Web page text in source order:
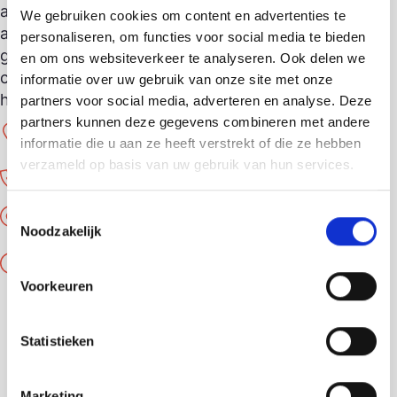
We gebruiken cookies om content en advertenties te
personaliseren, om functies voor social media te bieden
en om ons websiteverkeer te analyseren. Ook delen we
informatie over uw gebruik van onze site met onze
partners voor social media, adverteren en analyse. Deze
partners kunnen deze gegevens combineren met andere
informatie die u aan ze heeft verstrekt of die ze hebben
verzameld op basis van uw gebruik van hun services.
Toestemmingsselectie
Noodzakelijk
Voorkeuren
Statistieken
apparatuur, schilderijen, schemerlampjes, kunst,
antiek en brocante. Twijfel je of je donatie
geschikt is voor de winkel? Neem gerust
contact op met de winkel. Wij heten je van
harte welkom!
Neuweg 211
1214 GR Hilversum
Dinsdag tot en met vrijdag
Zaterdag